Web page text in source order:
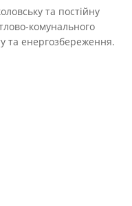
та постійну
комунального
та енергозбереження.